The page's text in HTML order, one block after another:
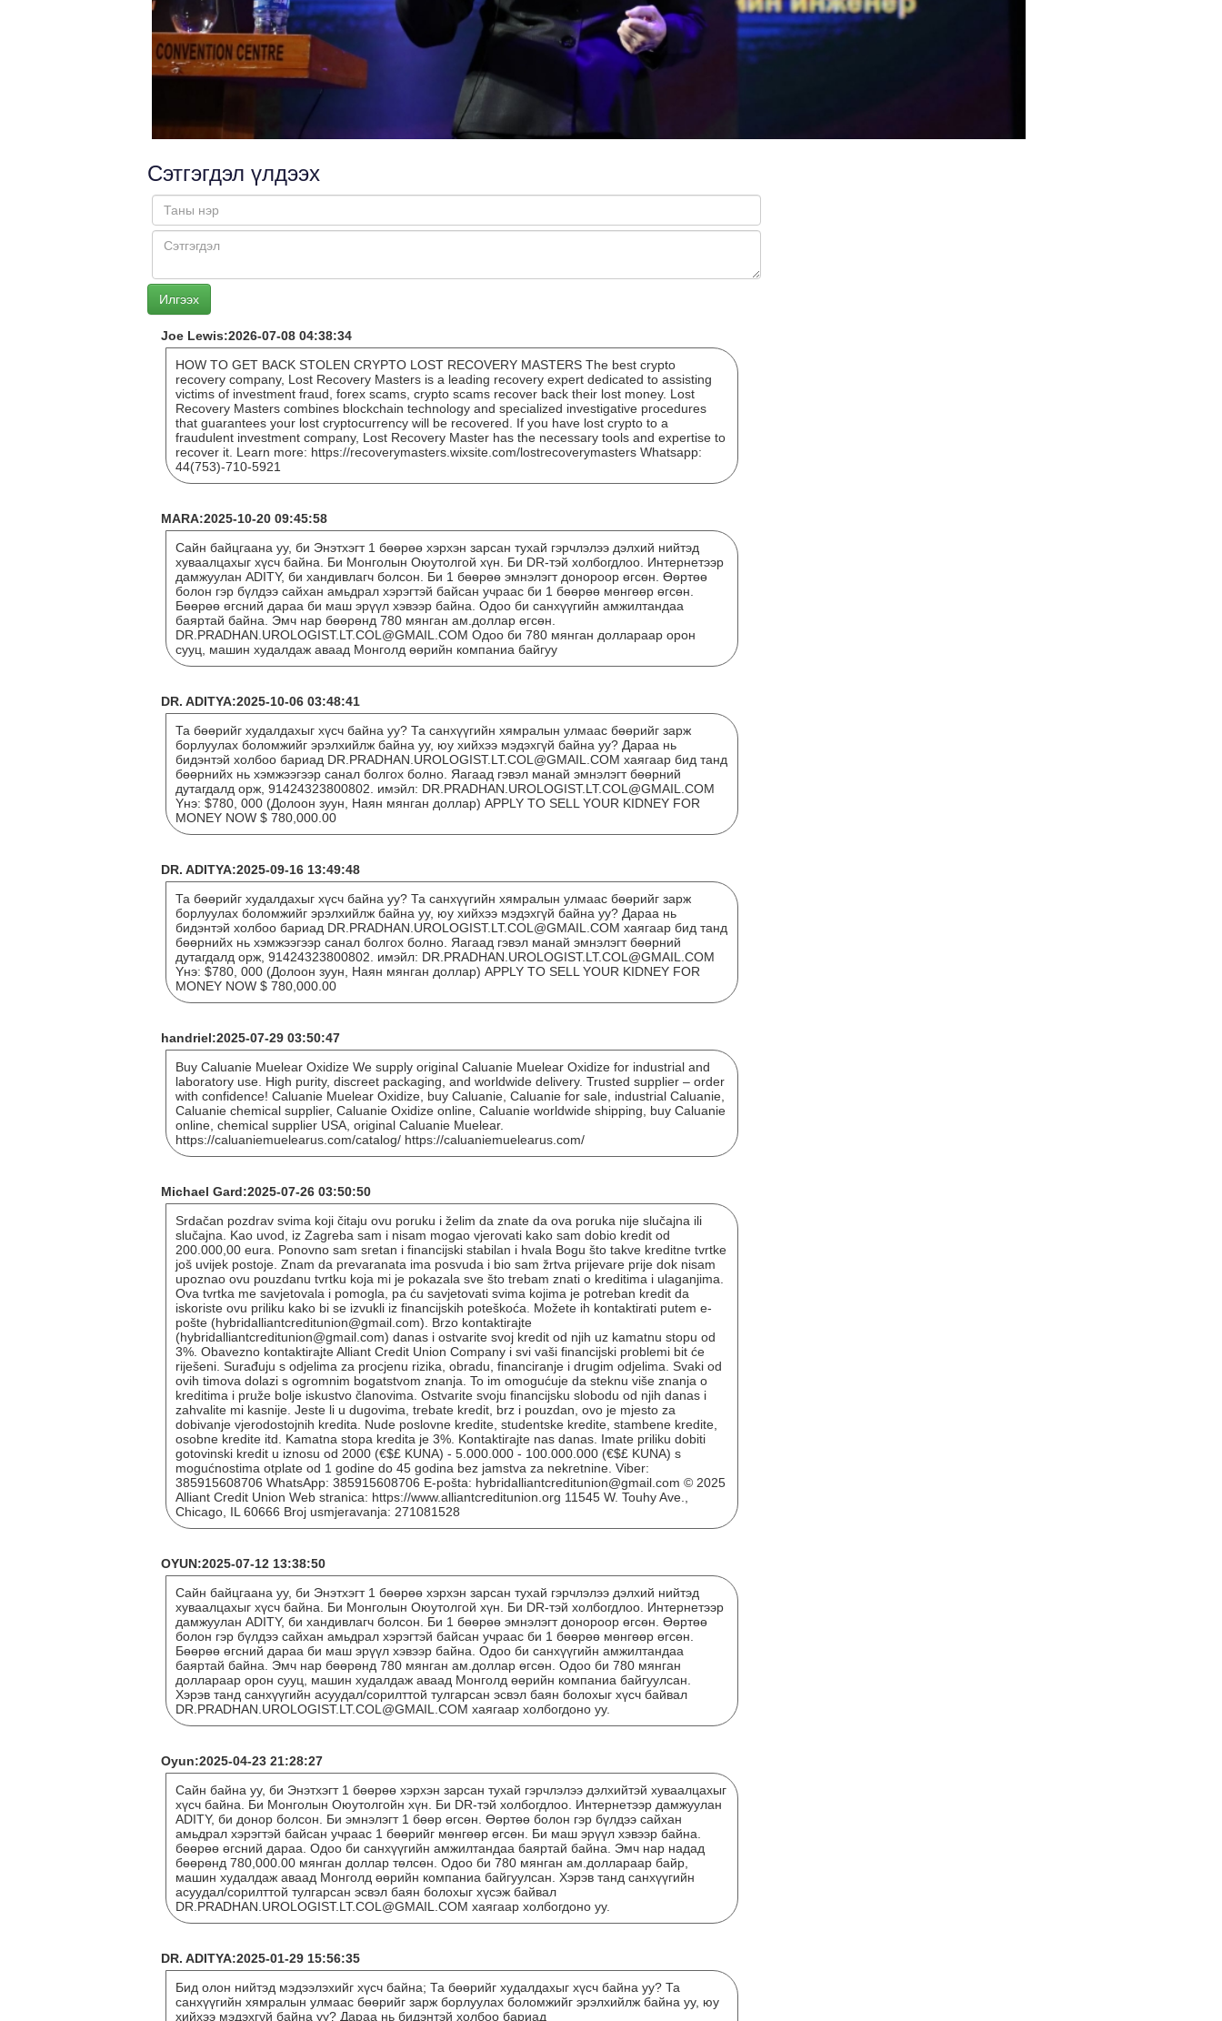
Сэтгэгдэл үлдээх
Joe Lewis:2026-07-08 04:38:34
HOW TO GET BACK STOLEN CRYPTO LOST RECOVERY MASTERS The best crypto
recovery company, Lost Recovery Masters is a leading recovery expert dedicated to assisting
victims of investment fraud, forex scams, crypto scams recover back their lost money. Lost
Recovery Masters combines blockchain technology and specialized investigative procedures
that guarantees your lost cryptocurrency will be recovered. If you have lost crypto to a
fraudulent investment company, Lost Recovery Master has the necessary tools and expertise to
recover it. Learn more: https://recoverymasters.wixsite.com/lostrecoverymasters Whatsapp:
44(753)-710-5921
MARA:2025-10-20 09:45:58
Сайн байцгаана уу, би Энэтхэгт 1 бөөрөө хэрхэн зарсан тухай гэрчлэлээ дэлхий нийтэд
хуваалцахыг хүсч байна. Би Монголын Оюутолгой хүн. Би DR-тэй холбогдлоо. Интернетээр
дамжуулан ADITY, би хандивлагч болсон. Би 1 бөөрөө эмнэлэгт донороор өгсөн. Өөртөө
болон гэр бүлдээ сайхан амьдрал хэрэгтэй байсан учраас би 1 бөөрөө мөнгөөр өгсөн.
Бөөрөө өгсний дараа би маш эрүүл хэвээр байна. Одоо би санхүүгийн амжилтандаа
баяртай байна. Эмч нар бөөрөнд 780 мянган ам.доллар өгсөн.
DR.PRADHAN.UROLOGIST.LT.COL@GMAIL.COM Одоо би 780 мянган доллараар орон
сууц, машин худалдаж аваад Монголд өөрийн компаниа байгуу
DR. ADITYA:2025-10-06 03:48:41
Та бөөрийг худалдахыг хүсч байна уу? Та санхүүгийн хямралын улмаас бөөрийг зарж
борлуулах боломжийг эрэлхийлж байна уу, юу хийхээ мэдэхгүй байна уу? Дараа нь
бидэнтэй холбоо бариад DR.PRADHAN.UROLOGIST.LT.COL@GMAIL.COM хаягаар бид танд
бөөрнийх нь хэмжээгээр санал болгох болно. Яагаад гэвэл манай эмнэлэгт бөөрний
дутагдалд орж, 91424323800802. имэйл: DR.PRADHAN.UROLOGIST.LT.COL@GMAIL.COM
Yнэ: $780, 000 (Долоон зуун, Наян мянган доллар) APPLY TO SELL YOUR KIDNEY FOR
MONEY NOW $ 780,000.00
DR. ADITYA:2025-09-16 13:49:48
Та бөөрийг худалдахыг хүсч байна уу? Та санхүүгийн хямралын улмаас бөөрийг зарж
борлуулах боломжийг эрэлхийлж байна уу, юу хийхээ мэдэхгүй байна уу? Дараа нь
бидэнтэй холбоо бариад DR.PRADHAN.UROLOGIST.LT.COL@GMAIL.COM хаягаар бид танд
бөөрнийх нь хэмжээгээр санал болгох болно. Яагаад гэвэл манай эмнэлэгт бөөрний
дутагдалд орж, 91424323800802. имэйл: DR.PRADHAN.UROLOGIST.LT.COL@GMAIL.COM
Yнэ: $780, 000 (Долоон зуун, Наян мянган доллар) APPLY TO SELL YOUR KIDNEY FOR
MONEY NOW $ 780,000.00
handriel:2025-07-29 03:50:47
Buy Caluanie Muelear Oxidize We supply original Caluanie Muelear Oxidize for industrial and
laboratory use. High purity, discreet packaging, and worldwide delivery. Trusted supplier – order
with confidence! Caluanie Muelear Oxidize, buy Caluanie, Caluanie for sale, industrial Caluanie,
Caluanie chemical supplier, Caluanie Oxidize online, Caluanie worldwide shipping, buy Caluanie
online, chemical supplier USA, original Caluanie Muelear.
https://caluaniemuelearus.com/catalog/ https://caluaniemuelearus.com/
Michael Gard:2025-07-26 03:50:50
Srdačan pozdrav svima koji čitaju ovu poruku i želim da znate da ova poruka nije slučajna ili
slučajna. Kao uvod, iz Zagreba sam i nisam mogao vjerovati kako sam dobio kredit od
200.000,00 eura. Ponovno sam sretan i financijski stabilan i hvala Bogu što takve kreditne tvrtke
još uvijek postoje. Znam da prevaranata ima posvuda i bio sam žrtva prijevare prije dok nisam
upoznao ovu pouzdanu tvrtku koja mi je pokazala sve što trebam znati o kreditima i ulaganjima.
Ova tvrtka me savjetovala i pomogla, pa ću savjetovati svima kojima je potreban kredit da
iskoriste ovu priliku kako bi se izvukli iz financijskih poteškoća. Možete ih kontaktirati putem e-
pošte (hybridalliantcreditunion@gmail.com). Brzo kontaktirajte
(hybridalliantcreditunion@gmail.com) danas i ostvarite svoj kredit od njih uz kamatnu stopu od
3%. Obavezno kontaktirajte Alliant Credit Union Company i svi vaši financijski problemi bit će
riješeni. Surađuju s odjelima za procjenu rizika, obradu, financiranje i drugim odjelima. Svaki od
ovih timova dolazi s ogromnim bogatstvom znanja. To im omogućuje da steknu više znanja o
kreditima i pruže bolje iskustvo članovima. Ostvarite svoju financijsku slobodu od njih danas i
zahvalite mi kasnije. Jeste li u dugovima, trebate kredit, brz i pouzdan, ovo je mjesto za
dobivanje vjerodostojnih kredita. Nude poslovne kredite, studentske kredite, stambene kredite,
osobne kredite itd. Kamatna stopa kredita je 3%. Kontaktirajte nas danas. Imate priliku dobiti
gotovinski kredit u iznosu od 2000 (€$£ KUNA) - 5.000.000 - 100.000.000 (€$£ KUNA) s
mogućnostima otplate od 1 godine do 45 godina bez jamstva za nekretnine. Viber:
385915608706 WhatsApp: 385915608706 E-pošta: hybridalliantcreditunion@gmail.com © 2025
Alliant Credit Union Web stranica: https://www.alliantcreditunion.org 11545 W. Touhy Ave.,
Chicago, IL 60666 Broj usmjeravanja: 271081528
OYUN:2025-07-12 13:38:50
Сайн байцгаана уу, би Энэтхэгт 1 бөөрөө хэрхэн зарсан тухай гэрчлэлээ дэлхий нийтэд
хуваалцахыг хүсч байна. Би Монголын Оюутолгой хүн. Би DR-тэй холбогдлоо. Интернетээр
дамжуулан ADITY, би хандивлагч болсон. Би 1 бөөрөө эмнэлэгт донороор өгсөн. Өөртөө
болон гэр бүлдээ сайхан амьдрал хэрэгтэй байсан учраас би 1 бөөрөө мөнгөөр өгсөн.
Бөөрөө өгсний дараа би маш эрүүл хэвээр байна. Одоо би санхүүгийн амжилтандаа
баяртай байна. Эмч нар бөөрөнд 780 мянган ам.доллар өгсөн. Одоо би 780 мянган
доллараар орон сууц, машин худалдаж аваад Монголд өөрийн компаниа байгуулсан.
Хэрэв танд санхүүгийн асуудал/сорилттой тулгарсан эсвэл баян болохыг хүсч байвал
DR.PRADHAN.UROLOGIST.LT.COL@GMAIL.COM хаягаар холбогдоно уу.
Oyun:2025-04-23 21:28:27
Сайн байна уу, би Энэтхэгт 1 бөөрөө хэрхэн зарсан тухай гэрчлэлээ дэлхийтэй хуваалцахыг
хүсч байна. Би Монголын Оюутолгойн хүн. Би DR-тэй холбогдлоо. Интернетээр дамжуулан
ADITY, би донор болсон. Би эмнэлэгт 1 бөөр өгсөн. Өөртөө болон гэр бүлдээ сайхан
амьдрал хэрэгтэй байсан учраас 1 бөөрийг мөнгөөр өгсөн. Би маш эрүүл хэвээр байна.
бөөрөө өгсний дараа. Одоо би санхүүгийн амжилтандаа баяртай байна. Эмч нар надад
бөөрөнд 780,000.00 мянган доллар төлсөн. Одоо би 780 мянган ам.доллараар байр,
машин худалдаж аваад Монголд өөрийн компаниа байгуулсан. Хэрэв танд санхүүгийн
асуудал/сорилттой тулгарсан эсвэл баян болохыг хүсэж байвал
DR.PRADHAN.UROLOGIST.LT.COL@GMAIL.COM хаягаар холбогдоно уу.
DR. ADITYA:2025-01-29 15:56:35
Бид олон нийтэд мэдээлэхийг хүсч байна; Та бөөрийг худалдахыг хүсч байна уу? Та
санхүүгийн хямралын улмаас бөөрийг зарж борлуулах боломжийг эрэлхийлж байна уу, юу
хийхээ мэдэхгүй байна уу? Дараа нь бидэнтэй холбоо бариад